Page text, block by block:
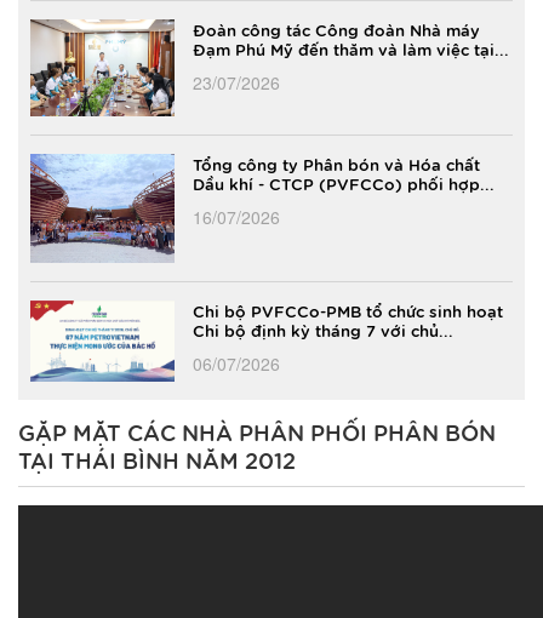
Đoàn công tác Công đoàn Nhà máy
Đạm Phú Mỹ đến thăm và làm việc tại...
23/07/2026
Tổng công ty Phân bón và Hóa chất
Dầu khí - CTCP (PVFCCo) phối hợp...
16/07/2026
Chi bộ PVFCCo-PMB tổ chức sinh hoạt
Chi bộ định kỳ tháng 7 với chủ...
06/07/2026
GẶP MẶT CÁC NHÀ PHÂN PHỐI PHÂN BÓN
TẠI THÁI BÌNH NĂM 2012